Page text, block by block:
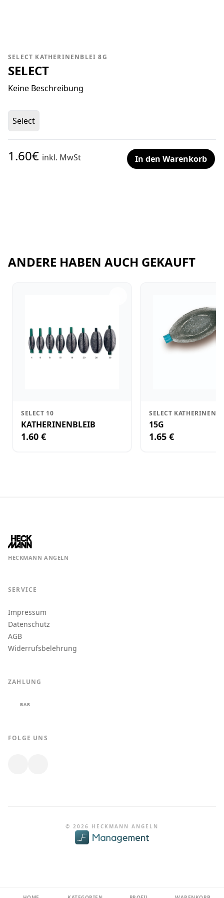
SELECT KATHERINENBLEI 8G
SELECT
Keine Beschreibung
Select
1.60€ inkl. MwSt In den Warenkorb
ANDERE HABEN AUCH GEKAUFT
SELECT 10
KATHERINENBLEIB
1.60 €
SELECT
15G
1.65 €
HECKMANN ANGELN
SERVICE
Impressum
Datenschutz
AGB
Widerrufsbelehrung
ZAHLUNG
BAR
FOLGE UNS
© 2026 HECKMANN ANGELN